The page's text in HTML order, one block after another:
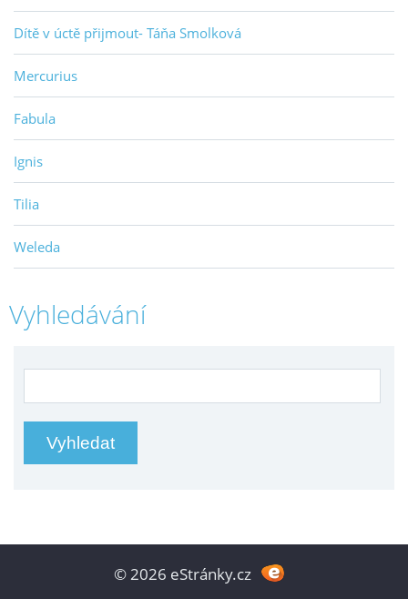
Dítě v úctě přijmout- Táňa Smolková
Mercurius
Fabula
Ignis
Tilia
Weleda
Vyhledávání
© 2026 eStránky.cz